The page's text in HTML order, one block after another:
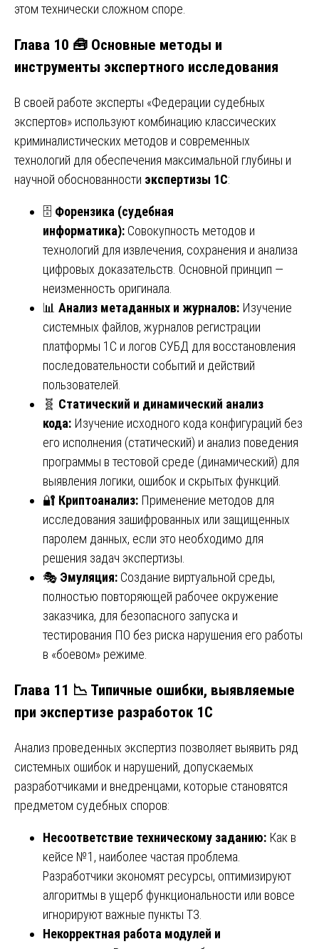
этом технически сложном споре.
Глава 10 🧰 Основные методы и
инструменты экспертного исследования
В своей работе эксперты «Федерации судебных
экспертов» используют комбинацию классических
криминалистических методов и современных
технологий для обеспечения максимальной глубины и
научной обоснованности экспертизы 1С:
🗄️ Форензика (судебная
информатика): Совокупность методов и
технологий для извлечения, сохранения и анализа
цифровых доказательств. Основной принцип —
неизменность оригинала.
📊 Анализ метаданных и журналов: Изучение
системных файлов, журналов регистрации
платформы 1С и логов СУБД для восстановления
последовательности событий и действий
пользователей.
🧬 Статический и динамический анализ
кода: Изучение исходного кода конфигураций без
его исполнения (статический) и анализ поведения
программы в тестовой среде (динамический) для
выявления логики, ошибок и скрытых функций.
🔐 Криптоанализ: Применение методов для
исследования зашифрованных или защищенных
паролем данных, если это необходимо для
решения задач экспертизы.
🎭 Эмуляция: Создание виртуальной среды,
полностью повторяющей рабочее окружение
заказчика, для безопасного запуска и
тестирования ПО без риска нарушения его работы
в «боевом» режиме.
Глава 11 📉 Типичные ошибки, выявляемые
при экспертизе разработок 1С
Анализ проведенных экспертиз позволяет выявить ряд
системных ошибок и нарушений, допускаемых
разработчиками и внедренцами, которые становятся
предметом судебных споров:
Несоответствие техническому заданию: Как в
кейсе №1, наиболее частая проблема.
Разработчики экономят ресурсы, оптимизируют
алгоритмы в ущерб функциональности или вовсе
игнорируют важные пункты ТЗ.
Некорректная работа модулей и